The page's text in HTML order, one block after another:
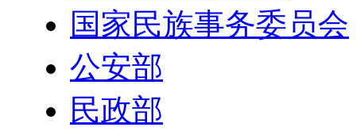
国家民族事务委员会
公安部
民政部